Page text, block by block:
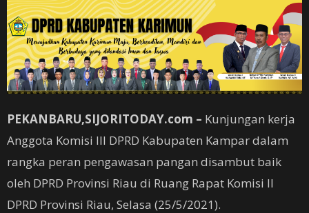
PEKANBARU,SIJORITODAY.com – Kunjungan kerja
Anggota Komisi III DPRD Kabupaten Kampar dalam
rangka peran pengawasan pangan disambut baik
oleh DPRD Provinsi Riau di Ruang Rapat Komisi II
DPRD Provinsi Riau, Selasa (25/5/2021).